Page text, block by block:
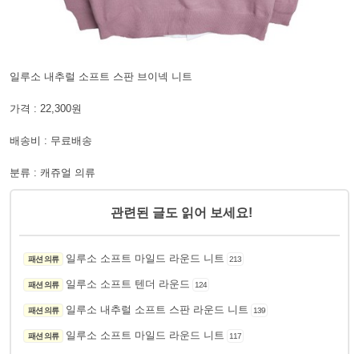
일루소 내추럴 소프트 스판 브이넥 니트
가격 : 22,300원
배송비 : 무료배송
분류 : 캐쥬얼 의류
관련된 글도 읽어 보세요!
패션 의류 일루소 소프트 마일드 라운드 니트 213
패션 의류 일루소 소프트 텐더 라운드 124
패션 의류 일루소 내추럴 소프트 스판 라운드 니트 139
패션 의류 일루소 소프트 마일드 라운드 니트 117